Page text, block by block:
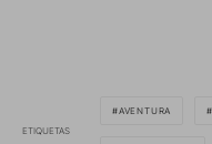
ETIQUETAS
AVENTURA